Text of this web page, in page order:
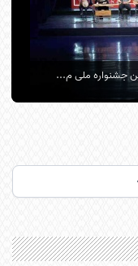
گزارش تصویری